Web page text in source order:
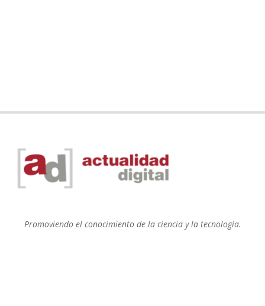
Promoviendo el conocimiento de la ciencia y la tecnología.